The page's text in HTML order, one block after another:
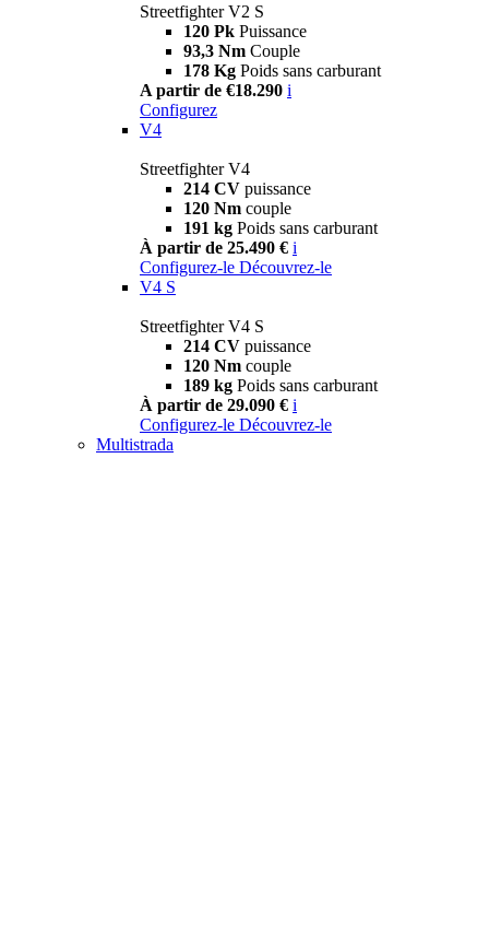
Streetfighter V2 S
120 Pk Puissance
93,3 Nm Couple
178 Kg Poids sans carburant
A partir de €18.290 i
Configurez
V4
Streetfighter V4
214 CV puissance
120 Nm couple
191 kg Poids sans carburant
À partir de 25.490 € i
Configurez-le Découvrez-le
V4 S
Streetfighter V4 S
214 CV puissance
120 Nm couple
189 kg Poids sans carburant
À partir de 29.090 € i
Configurez-le Découvrez-le
Multistrada